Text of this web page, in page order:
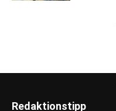
Redaktionstipp